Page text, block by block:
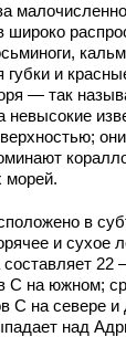
губки и
— так
морей.
в
и сухое
С на южном;
С на севере
над